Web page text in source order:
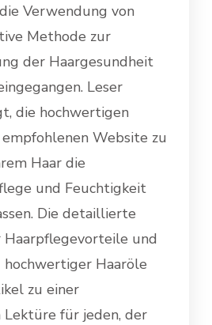
Verwendung von
Methode zur
der Haargesundheit
Leser
die hochwertigen
Website zu
Haar die
und Feuchtigkeit
Die detaillierte
und
Haaröle
zu einer
Lektüre für jeden, der